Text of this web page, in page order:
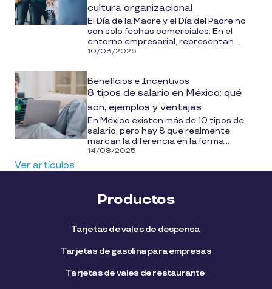
cultura organizacional
El Día de la Madre y el Día del Padre no
son solo fechas comerciales. En el
entorno empresarial, representan...
10/03/2026
Beneficios e Incentivos
8 tipos de salario en México: qué
son, ejemplos y ventajas
En México existen más de 10 tipos de
salario, pero hay 8 que realmente
marcan la diferencia en la forma...
14/08/2025
Ver artículos
Productos
Tarjetas de vales de despensa
Tarjetas de gasolina para empresas
Tarjetas de vales de restaurante